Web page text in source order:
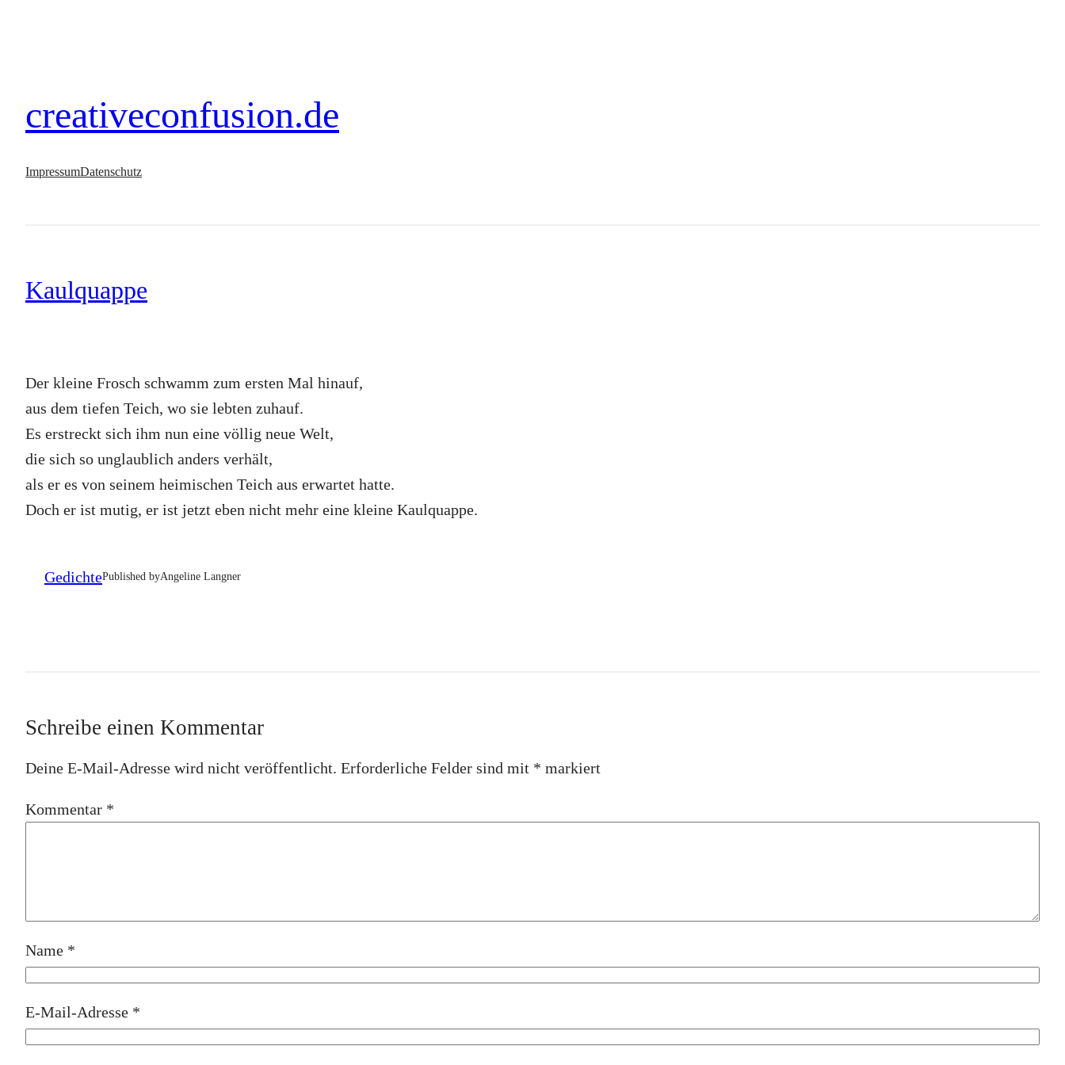
creativeconfusion.de
ImpressumDatenschutz
Kaulquappe
Der kleine Frosch schwamm zum ersten Mal hinauf,
aus dem tiefen Teich, wo sie lebten zuhauf.
Es erstreckt sich ihm nun eine völlig neue Welt,
die sich so unglaublich anders verhält,
als er es von seinem heimischen Teich aus erwartet hatte.
Doch er ist mutig, er ist jetzt eben nicht mehr eine kleine Kaulquappe.
GedichtePublished byAngeline Langner
Schreibe einen Kommentar
Deine E-Mail-Adresse wird nicht veröffentlicht. Erforderliche Felder sind mit * markiert
Kommentar *
Name *
E-Mail-Adresse *